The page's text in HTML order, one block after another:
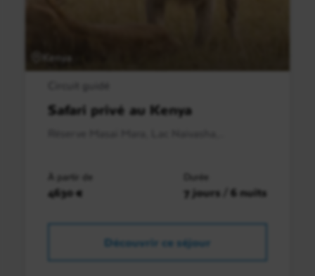
Kenya
Safari privé au Kenya
À partir de
4630 €
Durée
7 jours / 6 nuits
Découvrir ce séjour